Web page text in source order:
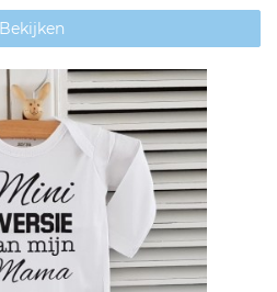
Bekijken